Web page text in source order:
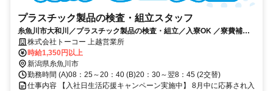
プラスチック製品の検査・組立スタッフ
糸魚川市大和川／プラスチック製品の検査・組立／入寮OK ／寮費補助
あり／コツコツ・黙々作業
株式会社トーコー 上越営業所
時給1,350円以上
新潟県糸魚川市
勤務時間 (A)08：25～20：40 (B)20：30～翌8：45 (2交替)
仕事内容 【入社日生活応援キャンペーン実施中】 8月中に応募され入